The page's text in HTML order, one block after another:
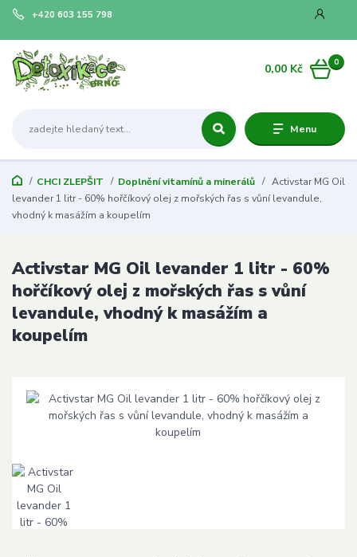
Menu
+420 603 155 798
0
0,00 Kč
CHCI ZLEPŠIT Doplnění vitamínů a minerálů
Activstar MG Oil
levander 1 litr - 60% hořčíkový olej z mořských řas s vůní levandule,
vhodný k masážím a koupelím
Activstar MG Oil levander 1 litr - 60%
hořčíkový olej z mořských řas s vůní
levandule, vhodný k masážím a
koupelím